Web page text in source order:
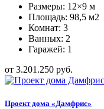
Размеры: 12×9 м
Площадь: 98,5 м2
Комнат: 3
Ванных: 2
Гаражей: 1
от 3.201.250 руб.
Проект дома «Дамфрис»